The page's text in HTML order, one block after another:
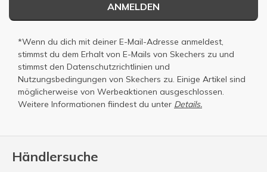
Händlersuche
ANMELDEN
*Wenn du dich mit deiner E-Mail-Adresse anmeldest,
stimmst du dem Erhalt von E-Mails von Skechers zu und
stimmst den Datenschutzrichtlinien und
Nutzungsbedingungen von Skechers zu. Einige Artikel sind
möglicherweise von Werbeaktionen ausgeschlossen.
Weitere Informationen fiindest du unter Details.